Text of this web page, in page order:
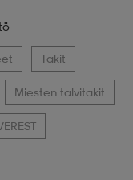
Takit
Miesten talvitakit